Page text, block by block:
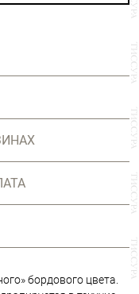
бордового цвета.